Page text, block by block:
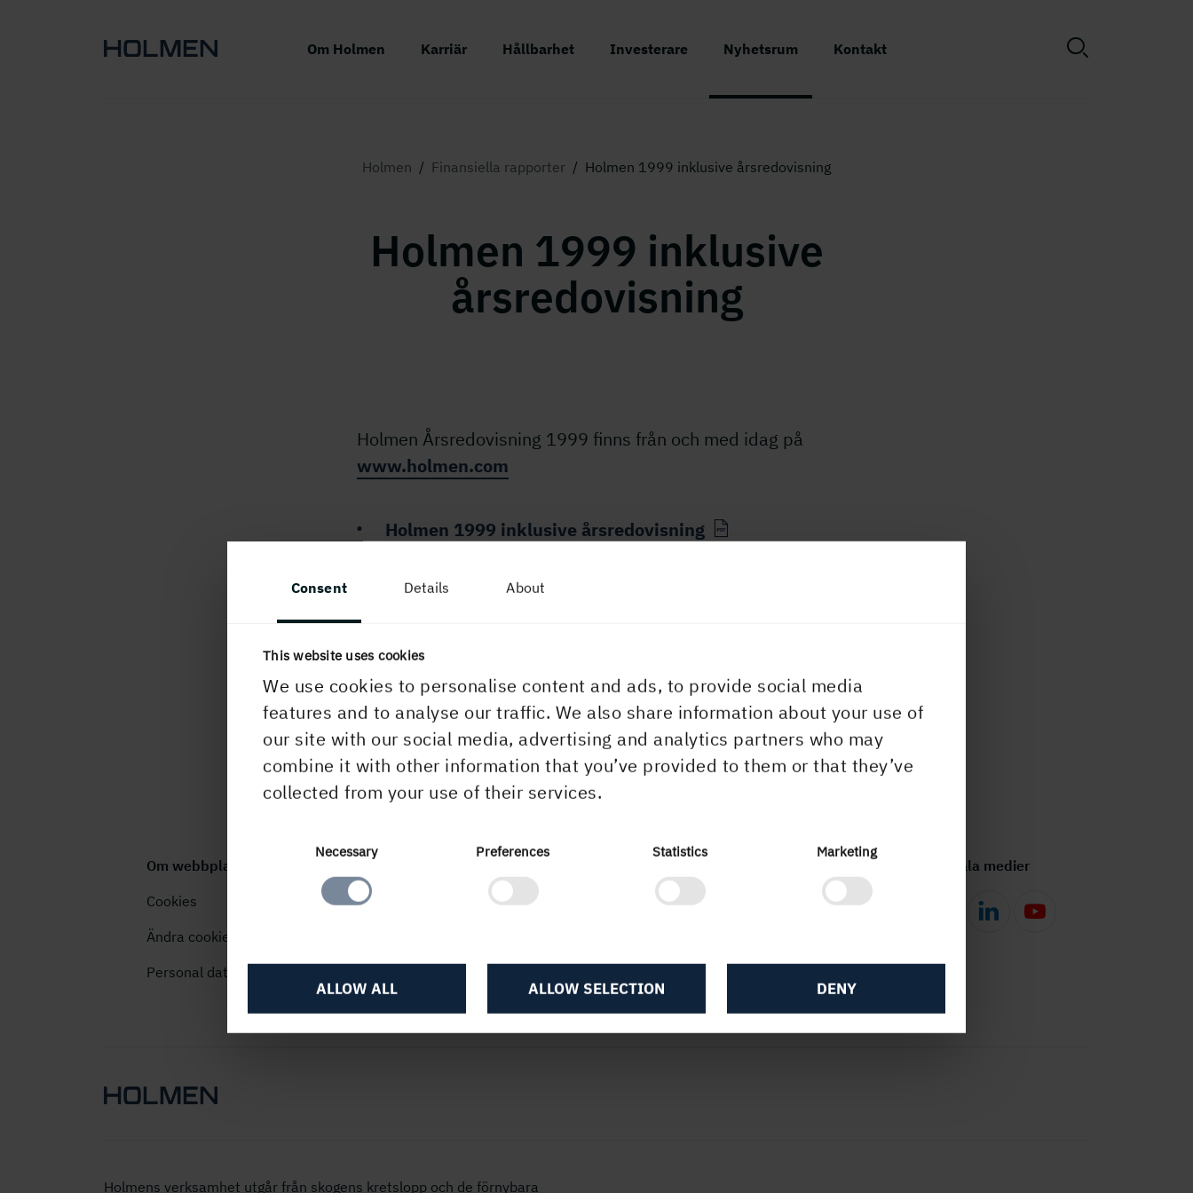
Consent Details About
This website uses cookies
We use cookies to personalise content and ads, to provide social media
features and to analyse our traffic. We also share information about your use of
our site with our social media, advertising and analytics partners who may
combine it with other information that you’ve provided to them or that they’ve
collected from your use of their services.
Necessary Preferences Statistics Marketing
DENY
ALLOW SELECTION
ALLOW ALL
Om Holmen Karriär Hållbarhet Investerare Nyhetsrum Kontakt
Holmen / Finansiella rapporter / Holmen 1999 inklusive årsredovisning
Holmen 1999 inklusive
årsredovisning
Holmen Årsredovisning 1999 finns från och med idag på
www.holmen.com
Holmen 1999 inklusive årsredovisning
PUBLICERAD
Om webbplatsen
Cookies
Ändra cookieinställningar
Personal data (GDPR)
Följ oss i sociala medier
Holmens verksamhet utgår från skogens kretslopp och de förnybara